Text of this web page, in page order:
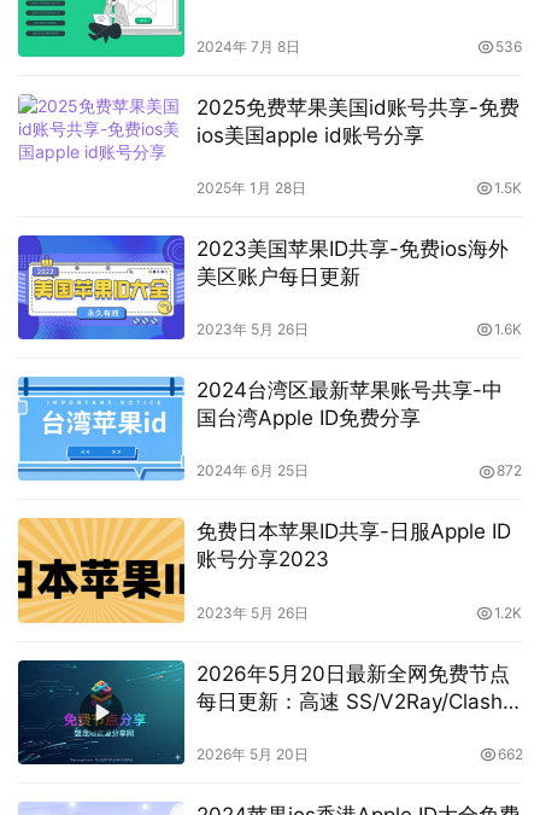
2024年 7月 8日 536
2025免费苹果美国id账号共享-免费
ios美国apple id账号分享
2025年 1月 28日 1.5K
2023美国苹果ID共享-免费ios海外
美区账户每日更新
2023年 5月 26日 1.6K
2024台湾区最新苹果账号共享-中
国台湾Apple ID免费分享
2024年 6月 25日 872
免费日本苹果ID共享-日服Apple ID
账号分享2023
2023年 5月 26日 1.2K
2026年5月20日最新全网免费节点
每日更新：高速 SS/V2Ray/Clash
vless/shadowrocket/trojan/vmess
2026年 5月 20日 662